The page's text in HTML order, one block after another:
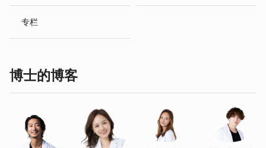
专栏
博士的博客